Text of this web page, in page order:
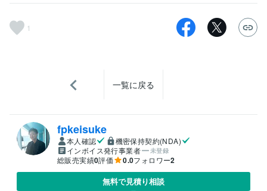
1
一覧に戻る
fpkeisuke
本人確認
機密保持契約(NDA)
インボイス発行事業者
未登録
総販売実績0評価 0.0フォロワー2
無料で見積り相談